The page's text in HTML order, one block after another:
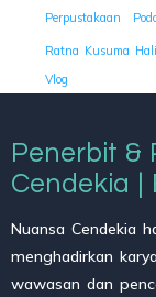
Perpustakaan
Ratna Kusuma
Vlog
Penerbit &
Cendekia |
Nuansa Cendekia
menghadirkan
wawasan dan